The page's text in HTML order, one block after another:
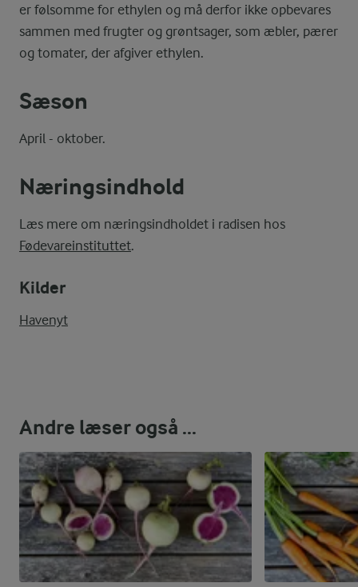
er følsomme for ethylen og må derfor ikke opbevares
sammen med frugter og grøntsager, som æbler, pærer
og tomater, der afgiver ethylen.
Sæson
April - oktober.
Næringsindhold
Læs mere om næringsindholdet i radisen hos
Fødevareinstituttet.
Kilder
Havenyt
Andre læser også ...